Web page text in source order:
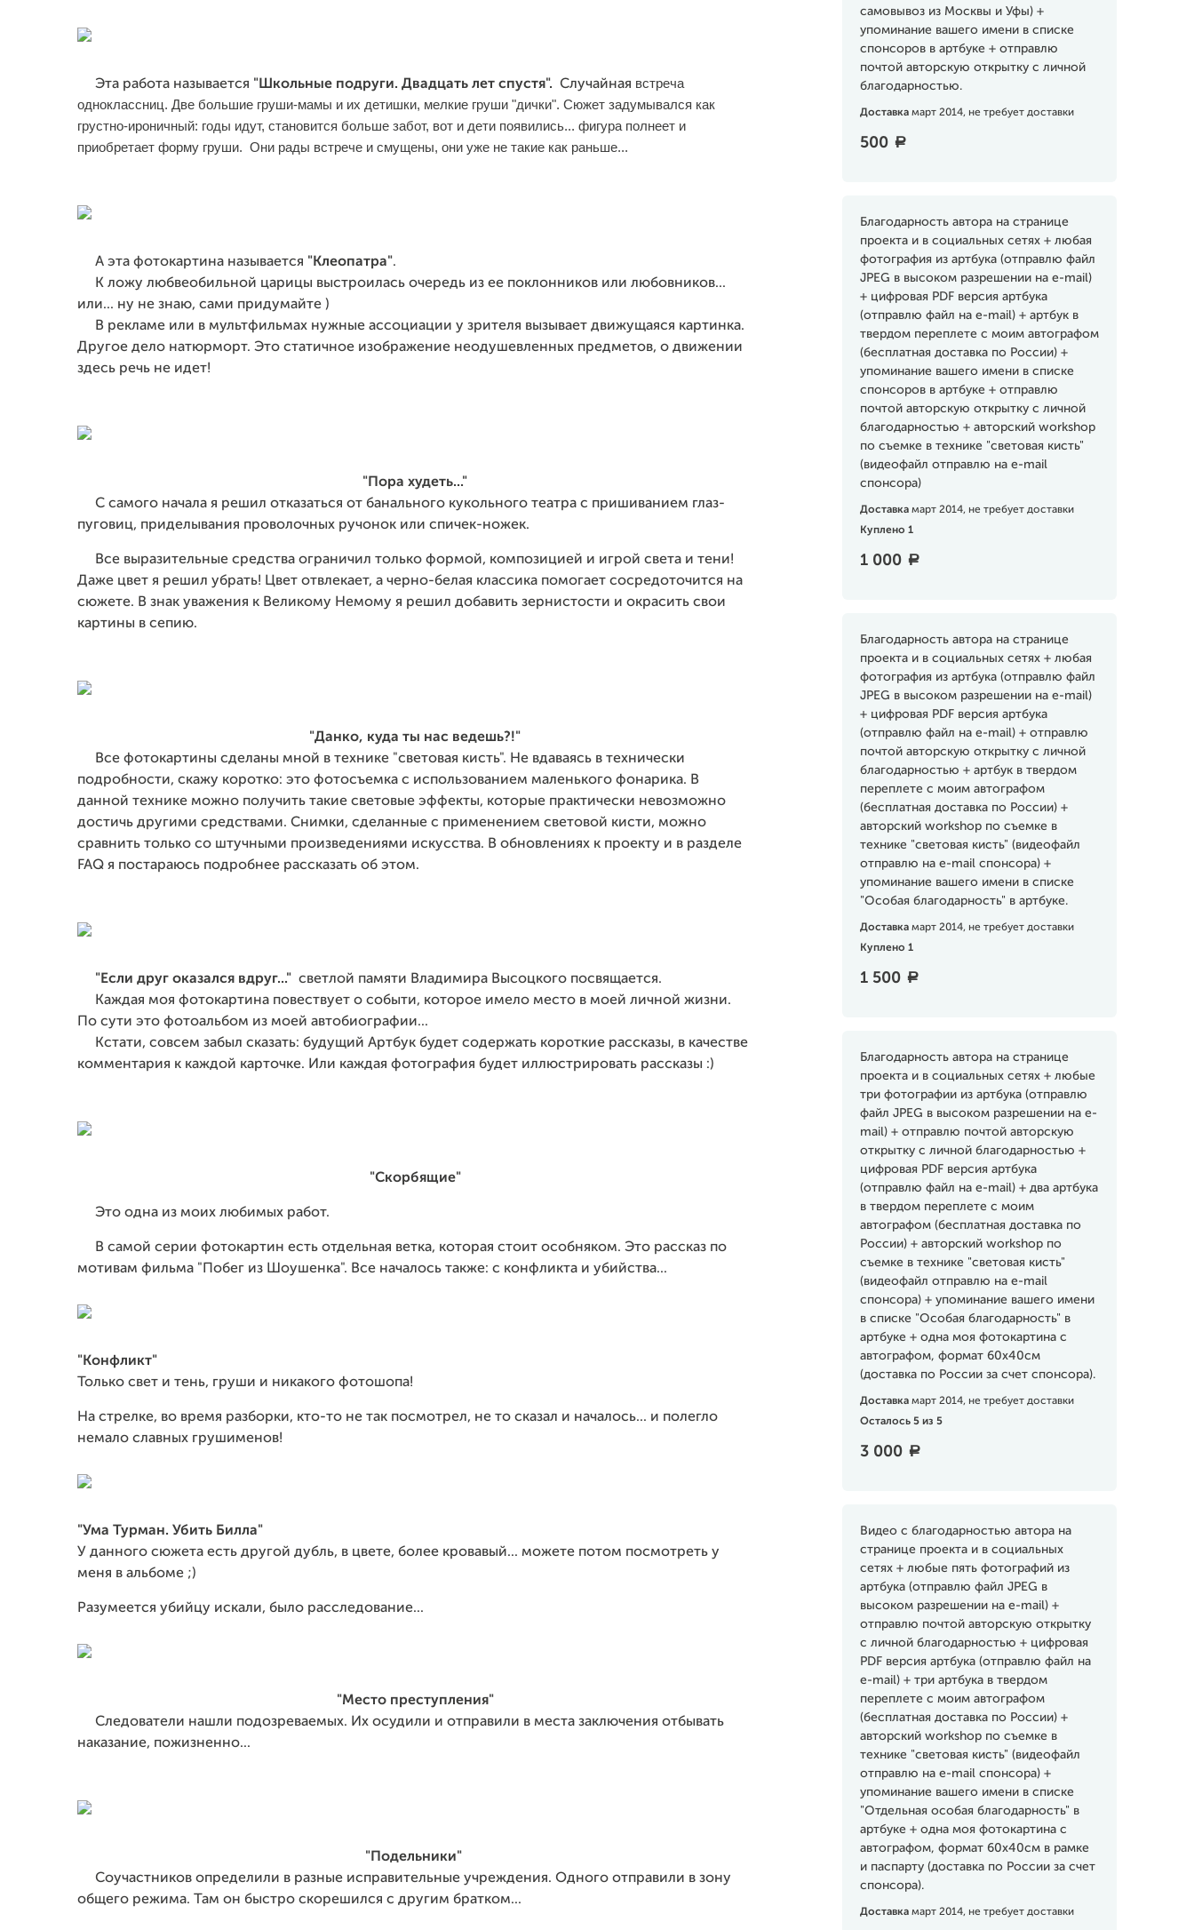
самовывоз из Москвы и Уфы) +
упоминание вашего имени в списке
спонсоров в артбуке + отправлю
почтой авторскую открытку с личной
благодарностью.
Доставка март 2014, не требует доставки
500 a
Благодарность автора на странице
проекта и в социальных сетях + любая
фотография из артбука (отправлю файл
JPEG в высоком разрешении на e-mail)
+ цифровая PDF версия артбука
(отправлю файл на e-mail) + артбук в
твердом переплете с моим автографом
(бесплатная доставка по России) +
упоминание вашего имени в списке
спонсоров в артбуке + отправлю
почтой авторскую открытку с личной
благодарностью + авторский workshop
по съемке в технике "световая кисть"
(видеофайл отправлю на e-mail
спонсора)
Доставка март 2014, не требует доставки
Куплено 1
1 000 a
Благодарность автора на странице
проекта и в социальных сетях + любая
фотография из артбука (отправлю файл
JPEG в высоком разрешении на e-mail)
+ цифровая PDF версия артбука
(отправлю файл на e-mail) + отправлю
почтой авторскую открытку с личной
благодарностью + артбук в твердом
переплете с моим автографом
(бесплатная доставка по России) +
авторский workshop по съемке в
технике "световая кисть" (видеофайл
отправлю на e-mail спонсора) +
упоминание вашего имени в списке
"Особая благодарность" в артбуке.
Доставка март 2014, не требует доставки
Куплено 1
1 500 a
Благодарность автора на странице
проекта и в социальных сетях + любые
три фотографии из артбука (отправлю
файл JPEG в высоком разрешении на e-
mail) + отправлю почтой авторскую
открытку с личной благодарностью +
цифровая PDF версия артбука
(отправлю файл на e-mail) + два артбука
в твердом переплете с моим
автографом (бесплатная доставка по
России) + авторский workshop по
съемке в технике "световая кисть"
(видеофайл отправлю на e-mail
спонсора) + упоминание вашего имени
в списке "Особая благодарность" в
артбуке + одна моя фотокартина с
автографом, формат 60х40см
(доставка по России за счет спонсора).
Доставка март 2014, не требует доставки
Осталось 5 из 5
3 000 a
Видео с благодарностью автора на
странице проекта и в социальных
сетях + любые пять фотографий из
артбука (отправлю файл JPEG в
высоком разрешении на e-mail) +
отправлю почтой авторскую открытку
с личной благодарностью + цифровая
PDF версия артбука (отправлю файл на
e-mail) + три артбука в твердом
переплете с моим автографом
(бесплатная доставка по России) +
авторский workshop по съемке в
технике "световая кисть" (видеофайл
отправлю на e-mail спонсора) +
упоминание вашего имени в списке
"Отдельная особая благодарность" в
артбуке + одна моя фотокартина с
автографом, формат 60х40см в рамке
и паспарту (доставка по России за счет
спонсора).
Доставка март 2014, не требует доставки
Эта работа называется "Школьные подруги. Двадцать лет спустя". Случайная встреча
одноклассниц. Две большие груши-мамы и их детишки, мелкие груши "дички". Сюжет задумывался как
грустно-ироничный: годы идут, становится больше забот, вот и дети появились... фигура полнеет и
приобретает форму груши. Они рады встрече и смущены, они уже не такие как раньше...
А эта фотокартина называется "Клеопатра".
К ложу любвеобильной царицы выстроилась очередь из ее поклонников или любовников...
или... ну не знаю, сами придумайте )
В рекламе или в мультфильмах нужные ассоциации у зрителя вызывает движущаяся картинка.
Другое дело натюрморт. Это статичное изображение неодушевленных предметов, о движении
здесь речь не идет!
"Пора худеть..."
С самого начала я решил отказаться от банального кукольного театра с пришиванием глаз-
пуговиц, приделывания проволочных ручонок или спичек-ножек.
Все выразительные средства ограничил только формой, композицией и игрой света и тени!
Даже цвет я решил убрать! Цвет отвлекает, а черно-белая классика помогает сосредоточится на
сюжете. В знак уважения к Великому Немому я решил добавить зернистости и окрасить свои
картины в сепию.
"Данко, куда ты нас ведешь?!"
Все фотокартины сделаны мной в технике "световая кисть". Не вдаваясь в технически
подробности, скажу коротко: это фотосъемка с использованием маленького фонарика. В
данной технике можно получить такие световые эффекты, которые практически невозможно
достичь другими средствами. Снимки, сделанные с применением световой кисти, можно
сравнить только со штучными произведениями искусства. В обновлениях к проекту и в разделе
FAQ я постараюсь подробнее рассказать об этом.
"Если друг оказался вдруг..." светлой памяти Владимира Высоцкого посвящается.
Каждая моя фотокартина повествует о событи, которое имело место в моей личной жизни.
По сути это фотоальбом из моей автобиографии...
Кстати, совсем забыл сказать: будущий Артбук будет содержать короткие рассказы, в качестве
комментария к каждой карточке. Или каждая фотография будет иллюстрировать рассказы :)
"Скорбящие"
Это одна из моих любимых работ.
В самой серии фотокартин есть отдельная ветка, которая стоит особняком. Это рассказ по
мотивам фильма "Побег из Шоушенка". Все началось также: с конфликта и убийства...
"Конфликт"
Только свет и тень, груши и никакого фотошопа!
На стрелке, во время разборки, кто-то не так посмотрел, не то сказал и началось... и полегло
немало славных грушименов!
"Ума Турман. Убить Билла"
У данного сюжета есть другой дубль, в цвете, более кровавый... можете потом посмотреть у
меня в альбоме ;)
Разумеется убийцу искали, было расследование...
"Место преступления"
Следователи нашли подозреваемых. Их осудили и отправили в места заключения отбывать
наказание, пожизненно...
"Подельники"
Соучастников определили в разные исправительные учреждения. Одного отправили в зону
общего режима. Там он быстро скорешился с другим братком...